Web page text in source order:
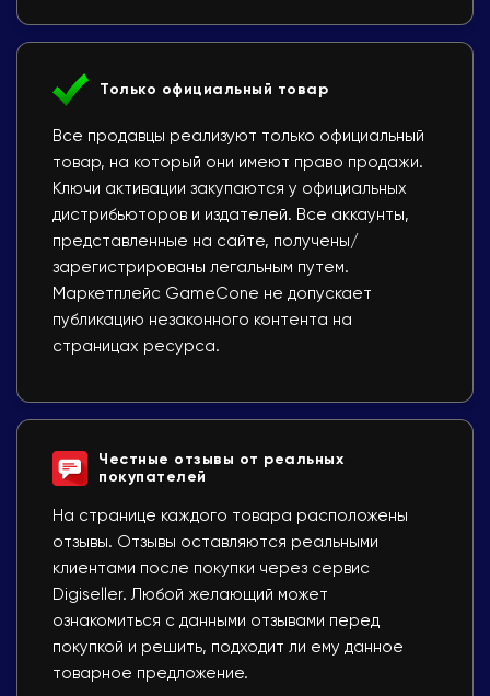
Только официальный товар
Все продавцы реализуют только официальный
товар, на который они имеют право продажи.
Ключи активации закупаются у официальных
дистрибьюторов и издателей. Все аккаунты,
представленные на сайте, получены/
зарегистрированы легальным путем.
Маркетплейс GameCone не допускает
публикацию незаконного контента на
страницах ресурса.
Честные отзывы от реальных
покупателей
На странице каждого товара расположены
отзывы. Отзывы оставляются реальными
клиентами после покупки через сервис
Digiseller. Любой желающий может
ознакомиться с данными отзывами перед
покупкой и решить, подходит ли ему данное
товарное предложение.